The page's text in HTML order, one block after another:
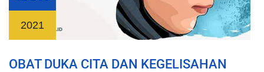
2021
OBAT DUKA CITA DAN KEGELISAHAN